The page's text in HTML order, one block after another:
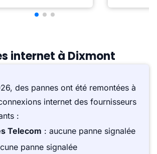
internet à Dixmont
des pannes ont été remontées à
internet des fournisseurs
:
Telecom : aucune panne signalée
panne signalée